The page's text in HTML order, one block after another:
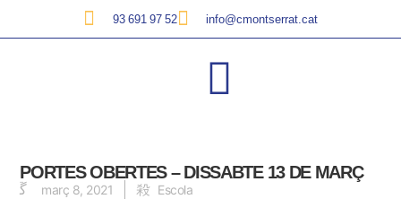
93 691 97 52 info@cmontserrat.cat
PORTES OBERTES – DISSABTE 13 DE MARÇ
març 8, 2021 Escola